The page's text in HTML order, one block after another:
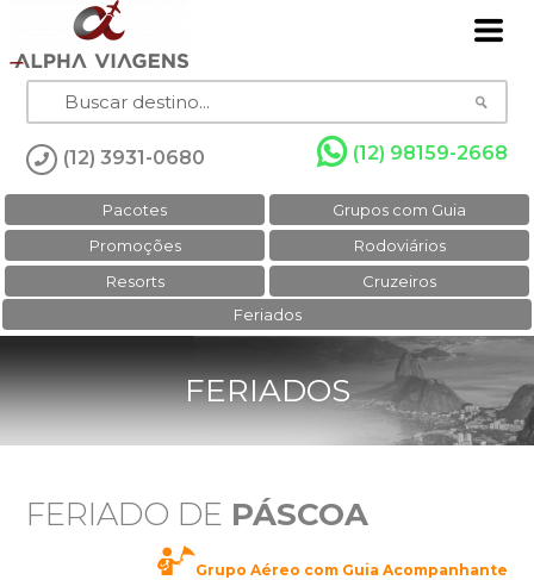
(12) 3931-0680 (12) 98159-2668
Pacotes
Grupos com Guia
Promoções
Rodoviários
Resorts
Cruzeiros
Feriados
FERIADOS
FERIADO DE PÁSCOA
Grupo Aéreo com Guia Acompanhante